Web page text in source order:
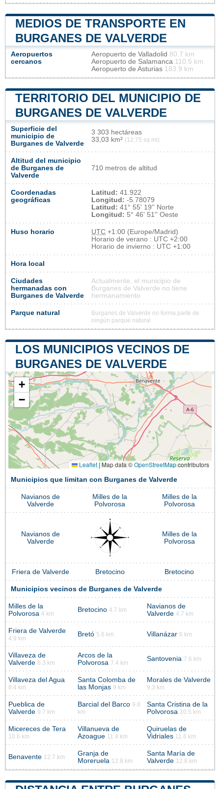
MEDIOS DE TRANSPORTE EN
BURGANES DE VALVERDE
Aeropuertos
cercanos
Aeropuerto de Valladolid 80.7 km
Aeropuerto de Salamanca 110.5 km
Aeropuerto de Asturias 183.9 km
TERRITORIO DEL MUNICIPIO DE
BURGANES DE VALVERDE
Superficie del
municipio de
Burganes de Valverde
3 303 hectáreas
33,03 km² (12,75 sq mi)
Altitud del municipio
de Burganes de
Valverde
710 metros de altitud
Coordenadas
geográficas
Latitud: 41.922
Longitud: -5.78079
Latitud: 41° 55' 19'' Norte
Longitud: 5° 46' 51'' Oeste
Huso horario UTC +1:00 (Europe/Madrid)
Horario de verano : UTC +2:00
Horario de invierno : UTC +1:00
Hora local
Ciudades
hermanadas con
Burganes de Valverde
Actualmente, el municipio de
Burganes de Valverde no tiene
hermanamiento
Parque natural
Burganes de Valverde no forma parte de
ningún parque natural
LOS MUNICIPIOS VECINOS DE
BURGANES DE VALVERDE
+
−
Leaflet | Map data ©OpenStreetMapcontributors
Municipios que limitan con Burganes de Valverde
Navianos de
Valverde
Milles de la
Polvorosa
Milles de la
Polvorosa
Navianos de
Valverde
Milles de la
Polvorosa
Friera de Valverde Bretocino Bretocino
Municipios vecinos de Burganes de Valverde
Milles de la
Polvorosa 4 km
Bretocino 4.7 km
Navianos de
Valverde 4.7 km
Friera de Valverde
4.9 km
Bretó 5.6 km Villanázar 6 km
Villaveza de
Valverde 6.3 km
Arcos de la
Polvorosa 7.4 km
Santovenia 7.6 km
Villaveza del Agua
8.4 km
Santa Colomba de
las Monjas 9 km
Morales de Valverde
9.3 km
Pueblica de
Valverde 9.7 km
Barcial del Barco 9.8
km
Santa Cristina de la
Polvorosa 10.5 km
Micereces de Tera
10.6 km
Villanueva de
Azoague 11.4 km
Quiruelas de
Vidriales 11.6 km
Benavente 12.7 km
Granja de
Moreruela 12.8 km
Santa María de
Valverde 12.8 km